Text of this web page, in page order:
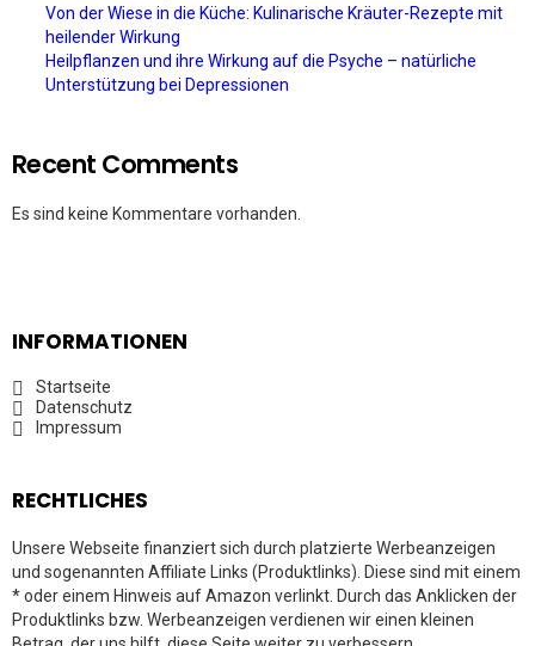
Von der Wiese in die Küche: Kulinarische Kräuter-Rezepte mit
heilender Wirkung
Heilpflanzen und ihre Wirkung auf die Psyche – natürliche
Unterstützung bei Depressionen
Recent Comments
Es sind keine Kommentare vorhanden.
INFORMATIONEN
Startseite
Datenschutz
Impressum
RECHTLICHES
Unsere Webseite finanziert sich durch platzierte Werbeanzeigen
und sogenannten Affiliate Links (Produktlinks). Diese sind mit einem
* oder einem Hinweis auf Amazon verlinkt. Durch das Anklicken der
Produktlinks bzw. Werbeanzeigen verdienen wir einen kleinen